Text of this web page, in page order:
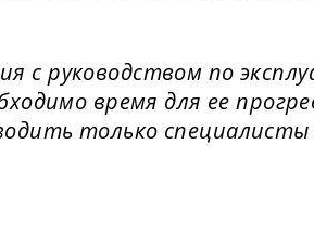
с руководством по
время для ее
только специалисты